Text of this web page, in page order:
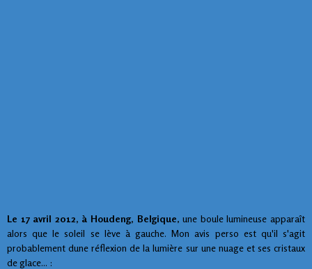
Le 17 avril 2012, à Houdeng, Belgique, une boule lumineuse apparaît
alors que le soleil se lève à gauche. Mon avis perso est qu'il s'agit
probablement dune réflexion de la lumière sur une nuage et ses cristaux
de glace... :